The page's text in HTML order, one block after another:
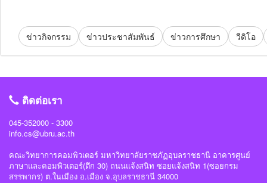
ข่าวกิจกรรม ข่าวประชาสัมพันธ์ ข่าวการศึกษา วีดิโอ
ติดต่อเรา
045-352000 - 3300
info.cs@ubru.ac.th
คณะวิทยาการคอมพิวเตอร์ มหาวิทยาลัยราชภัฏอุบลราชธานี อาคารศูนย์
ภาษาและคอมพิวเตอร์(ตึก 30) ถนนแจ้งสนิท ซอยแจ้งสนิท 1(ซอยกรม
สรรพากร) ต.ในเมือง อ.เมือง จ.อุบลราชธานี 34000